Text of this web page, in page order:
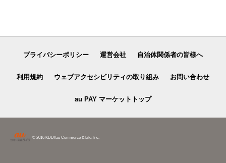
プライバシーポリシー 運営会社 自治体関係者の皆様へ
利用規約 ウェブアクセシビリティの取り組み お問い合わせ
au PAY マーケットトップ
© 2016 KDDI/au Commerce & Life, Inc.